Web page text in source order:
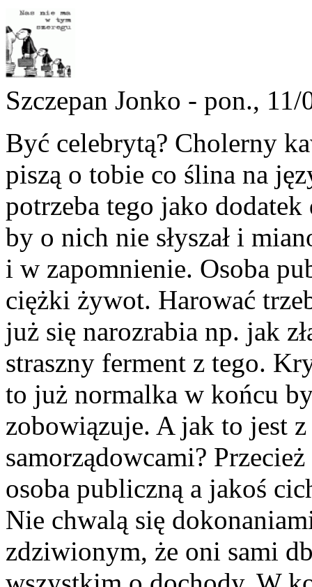
Szczepan Jonko - pon., 11/
Być celebrytą? Cholerny
piszą o tobie co ślina na
potrzeba tego jako
by o nich nie słyszał i
i w zapomnienie. Osoba
ciężki żywot. Harować
już się narozrabia np. jak
straszny ferment z tego.
to już normalka w końcu
zobowiązuje. A jak to jest
samorządowcami?
osoba publiczną a jakoś
Nie chwalą się
zdziwionym, że oni sami